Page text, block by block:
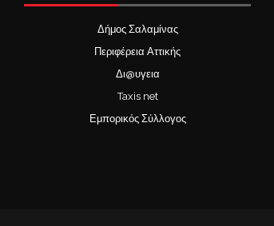
Δήμος Σαλαμίνας
Περιφέρεια Αττικής
Δι@υγεια
Taxis net
Εμπορικός Σύλλογος